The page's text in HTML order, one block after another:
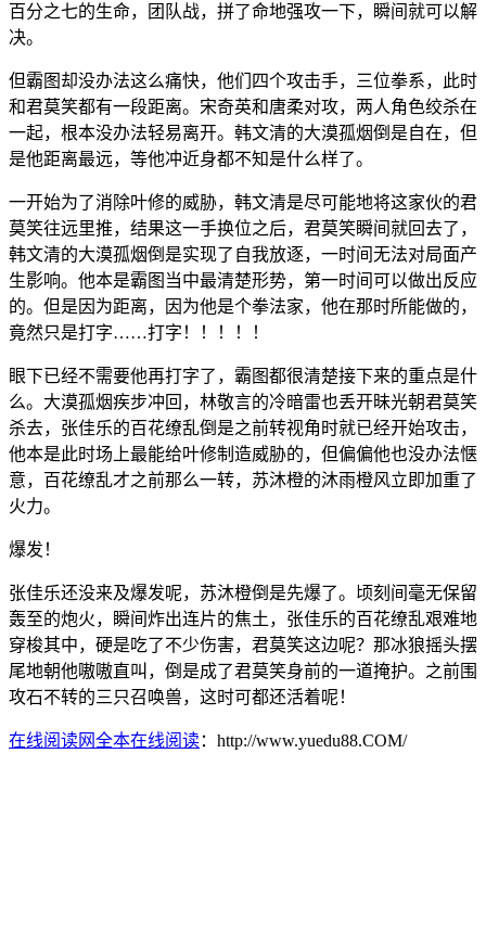
百分之七的生命，团队战，拼了命地强攻一下，瞬间就可以解
决。
但霸图却没办法这么痛快，他们四个攻击手，三位拳系，此时
和君莫笑都有一段距离。宋奇英和唐柔对攻，两人角色绞杀在
一起，根本没办法轻易离开。韩文清的大漠孤烟倒是自在，但
是他距离最远，等他冲近身都不知是什么样了。
一开始为了消除叶修的威胁，韩文清是尽可能地将这家伙的君
莫笑往远里推，结果这一手换位之后，君莫笑瞬间就回去了，
韩文清的大漠孤烟倒是实现了自我放逐，一时间无法对局面产
生影响。他本是霸图当中最清楚形势，第一时间可以做出反应
的。但是因为距离，因为他是个拳法家，他在那时所能做的，
竟然只是打字……打字！！！！！
眼下已经不需要他再打字了，霸图都很清楚接下来的重点是什
么。大漠孤烟疾步冲回，林敬言的冷暗雷也丢开昧光朝君莫笑
杀去，张佳乐的百花缭乱倒是之前转视角时就已经开始攻击，
他本是此时场上最能给叶修制造威胁的，但偏偏他也没办法惬
意，百花缭乱才之前那么一转，苏沐橙的沐雨橙风立即加重了
火力。
爆发！
张佳乐还没来及爆发呢，苏沐橙倒是先爆了。顷刻间毫无保留
轰至的炮火，瞬间炸出连片的焦土，张佳乐的百花缭乱艰难地
穿梭其中，硬是吃了不少伤害，君莫笑这边呢？那冰狼摇头摆
尾地朝他嗷嗷直叫，倒是成了君莫笑身前的一道掩护。之前围
攻石不转的三只召唤兽，这时可都还活着呢！
在线阅读网全本在线阅读：http://www.yuedu88.COM/